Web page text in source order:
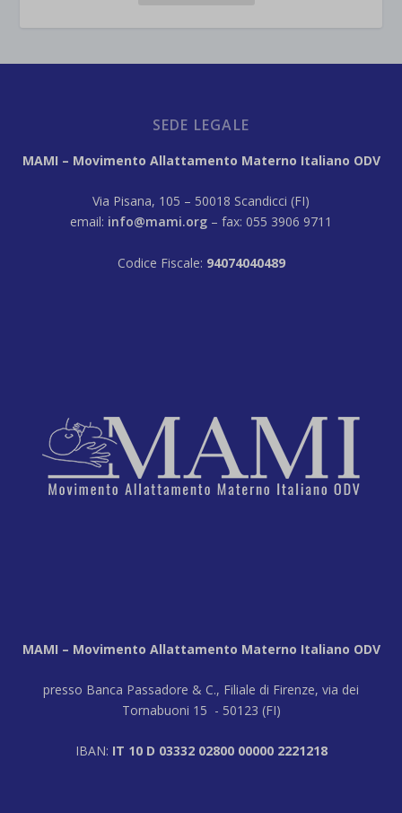
SEDE LEGALE
MAMI – Movimento Allattamento Materno Italiano ODV
Via Pisana, 105 – 50018 Scandicci (FI)
email: info@mami.org – fax: 055 3906 9711
Codice Fiscale: 94074040489
MAMI – Movimento Allattamento Materno Italiano ODV
presso Banca Passadore & C., Filiale di Firenze, via dei
Tornabuoni 15 - 50123 (FI)
IBAN: IT 10 D 03332 02800 00000 2221218